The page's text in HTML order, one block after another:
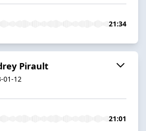
21:34
Pirault
01-12
21:01